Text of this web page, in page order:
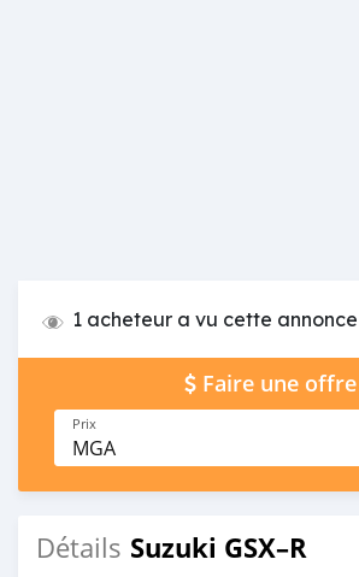
1 acheteur a vu cette
Faire une offre
Prix
MGA
Détails Suzuki GSX–R